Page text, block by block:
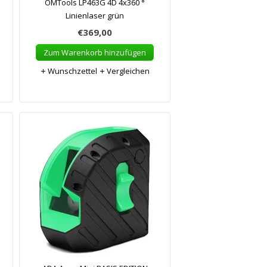
OMTools LP463G 4D 4x360 °
Linienlaser grün
€369,00
Zum Warenkorb hinzufügen
Wunschzettel
Vergleichen